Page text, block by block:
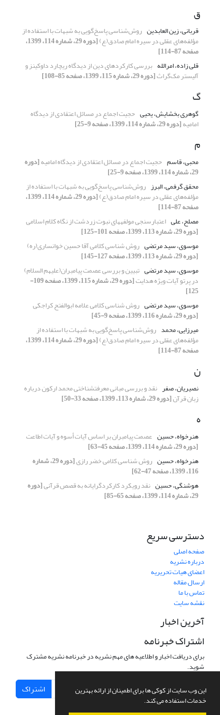
این وب سایت از کوکی ها برای اطمینان از ارائه بهترین
خدمات استفاده می کند.
ق
قربانی، زین العابدین روش‌شناسی پاسخ‌گویی به شبهات با استفاده از
مؤلفه‌های عقلی در سیره امام صادق(ع) [دوره 29، شماره 114، 1399،
صفحه 87-114]
قلی زاده، امرالله بررسی کارکردهای دین از دیدگاه ریچارد داوکینز و
آلیستر مک‌گراث[دوره 29، شماره 115، 1399، صفحه 85-108]
گ
گوهری بخشایش، یحیی حجیت اجماع در مسائل اعتقادی از دیدگاه
امامیه[دوره 29، شماره 114، 1399، صفحه 9-25]
م
محبی، قاسم حجیت اجماع در مسائل اعتقادی از دیدگاه امامیه[دوره
29، شماره 114، 1399، صفحه 9-25]
محقق گرفمی، البرز روش‌شناسی پاسخ‌گویی به شبهات با استفاده از
مؤلفه‌های عقلی در سیره امام صادق(ع) [دوره 29، شماره 114، 1399،
صفحه 87-114]
مصلح، علی اعتبارسنجی مولفه‏های نبوت زردشت از نگاه کلام اسلامی
[دوره 29، شماره 113، 1399، صفحه 101-125]
موسوی، سید مرتضی روش شناسی کلامی آقا حسین خوانساری(ره)
[دوره 29، شماره 113، 1399، صفحه 127-145]
موسوی، سید مرتضی تبیین و بررسی عصمت پیامبران(علیهم السلام)
در پرتو آیات ویژه هدایت [دوره 29، شماره 115، 1399، صفحه 109-
125]
موسوی، سید مرتضی روش شناسی کلامی علامه ابوالفتح کراجکی
[دوره 29، شماره 116، 1399، صفحه 9-45]
میرزایی، محمد روش‌شناسی پاسخ‌گویی به شبهات با استفاده از
مؤلفه‌های عقلی در سیره امام صادق(ع) [دوره 29، شماره 114، 1399،
صفحه 87-114]
ن
نصیریان، صفر نقد و بررسی مبانی معرفت‎شناختی محمد ارکون درباره
زبان قرآن[دوره 29، شماره 113، 1399، صفحه 33-50]
ه
هنرخواه، حسین عصمت پیامبران بر اساس آیات أسوه و آیات اطاعت
[دوره 29، شماره 114، 1399، صفحه 45-63]
هنرخواه، حسین روش شناسی کلامی خضر رازی [دوره 29، شماره
116، 1399، صفحه 47-62]
هوشنگی، حسین نقد رویکرد کارکردگرایانه به قصص قرآنی[دوره
29، شماره 114، 1399، صفحه 65-85]
دسترسی سریع
صفحه اصلی
درباره نشریه
اعضای هیات تحریریه
ارسال مقاله
تماس با ما
نقشه سایت
آخرین اخبار
اشتراک خبرنامه
برای دریافت اخبار و اطلاعیه های مهم نشریه در خبرنامه نشریه مشترک
شوید.
اشتراک